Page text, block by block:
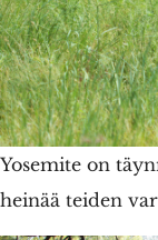
Yosemite on
heinää teiden